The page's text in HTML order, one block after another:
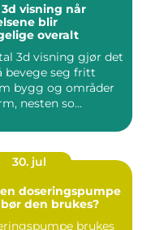
visning når
blir
overalt
3d visning gjør det
bevege seg fritt
bygg og områder
nesten so...
30. jul
doseringspumpe
den brukes?
brukes